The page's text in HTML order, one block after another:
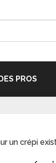
PROS
un crépi